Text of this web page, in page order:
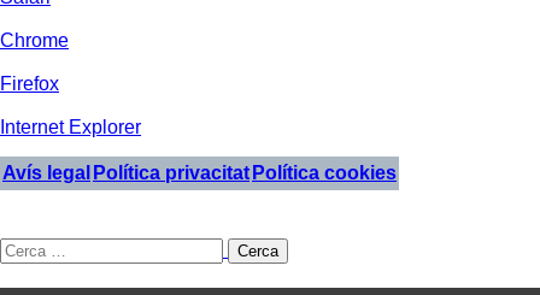
Chrome
Firefox
Internet Explorer
Avís legal Política privacitat Política cookies
Cerca: